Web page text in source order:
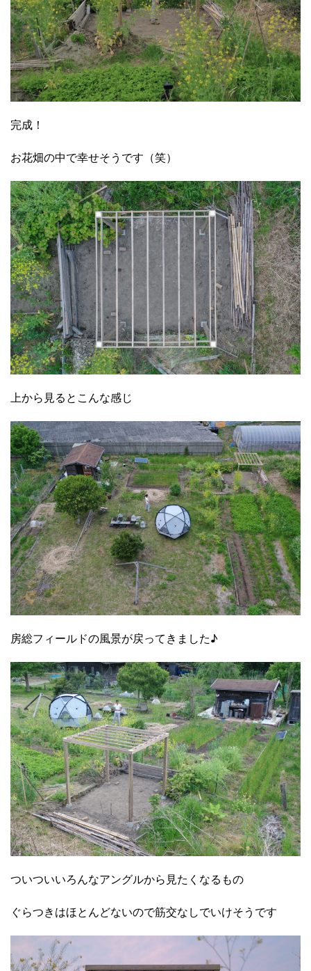
完成！
お花畑の中で幸せそうです（笑）
上から見るとこんな感じ
房総フィールドの風景が戻ってきました♪
ついついいろんなアングルから見たくなるもの
ぐらつきはほとんどないので筋交なしでいけそうです